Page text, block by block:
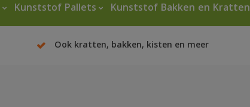
Kunststof Pallets Kunststof Bakken en Kratten
Ook kratten, bakken, kisten en meer